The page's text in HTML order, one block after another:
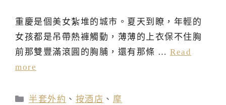
重慶是個美女紮堆的城市。夏天到瞭，年輕的
女孩都是吊帶熱褲觸動，薄薄的上衣保不住胸
前那雙豐滿滾圓的胸脯，還有那條 … Read
more
分
半套外約 、 按酒店 、 摩